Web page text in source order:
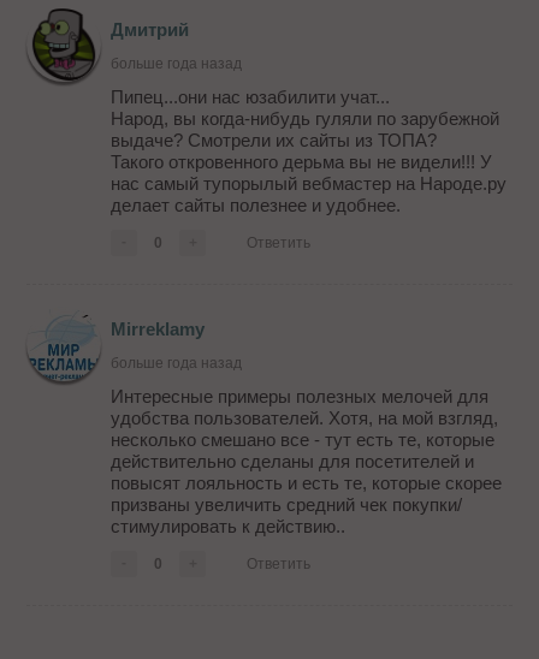
Дмитрий
больше года назад
Пипец...они нас юзабилити учат...
Народ, вы когда-нибудь гуляли по зарубежной
выдаче? Смотрели их сайты из ТОПА?
Такого откровенного дерьма вы не видели!!! У
нас самый тупорылый вебмастер на Народе.ру
делает сайты полезнее и удобнее.
0 Ответить
Mirreklamy
больше года назад
Интересные примеры полезных мелочей для
удобства пользователей. Хотя, на мой взгляд,
несколько смешано все - тут есть те, которые
действительно сделаны для посетителей и
повысят лояльность и есть те, которые скорее
призваны увеличить средний чек покупки/
стимулировать к действию..
0 Ответить